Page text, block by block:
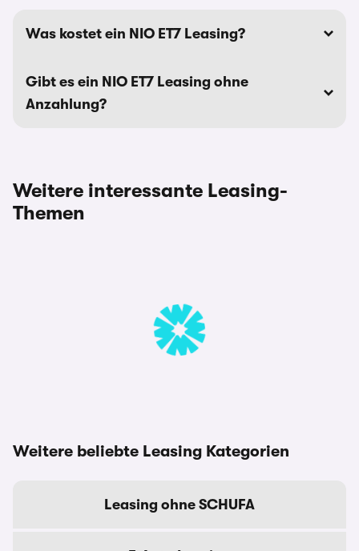
Was kostet ein NIO ET7 Leasing?
Gibt es ein NIO ET7 Leasing ohne
Anzahlung?
Weitere interessante Leasing-
Themen
Weitere beliebte Leasing Kategorien
Leasing ohne SCHUFA